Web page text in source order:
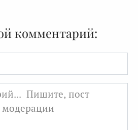
комментарий: